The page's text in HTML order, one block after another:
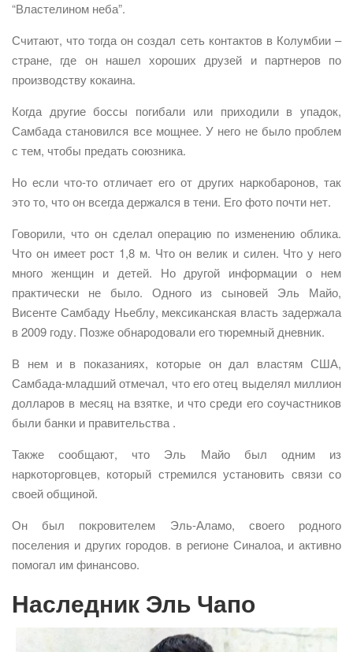
“Властелином неба”.
Считают, что тогда он создал сеть контактов в Колумбии –
стране, где он нашел хороших друзей и партнеров по
производству кокаина.
Когда другие боссы погибали или приходили в упадок,
Самбада становился все мощнее. У него не было проблем
с тем, чтобы предать союзника.
Но если что-то отличает его от других наркобаронов, так
это то, что он всегда держался в тени. Его фото почти нет.
Говорили, что он сделал операцию по изменению облика.
Что он имеет рост 1,8 м. Что он велик и силен. Что у него
много женщин и детей. Но другой информации о нем
практически не было. Одного из сыновей Эль Майо,
Висенте Самбаду Ньеблу, мексиканская власть задержала
в 2009 году. Позже обнародовали его тюремный дневник.
В нем и в показаниях, которые он дал властям США,
Самбада-младший отмечал, что его отец выделял миллион
долларов в месяц на взятке, и что среди его соучастников
были банки и правительства .
Также сообщают, что Эль Майо был одним из
наркоторговцев, который стремился установить связи со
своей общиной.
Он был покровителем Эль-Аламо, своего родного
поселения и других городов. в регионе Синалоа, и активно
помогал им финансово.
Наследник Эль Чапо